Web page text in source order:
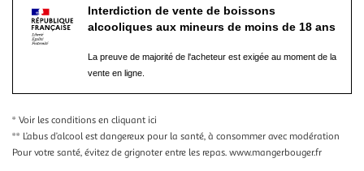
Interdiction de vente de boissons
alcooliques aux mineurs de moins de 18 ans
La preuve de majorité de l'acheteur est exigée au moment de la
vente en ligne.
* Voir les conditions en cliquant ici
** L’abus d’alcool est dangereux pour la santé, à consommer avec modération
Pour votre santé, évitez de grignoter entre les repas. www.mangerbouger.fr